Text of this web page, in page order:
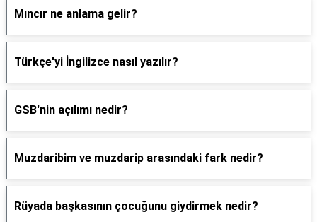
Mıncır ne anlama gelir?
Türkçe'yi İngilizce nasıl yazılır?
GSB'nin açılımı nedir?
Muzdaribim ve muzdarip arasındaki fark nedir?
Rüyada başkasının çocuğunu giydirmek nedir?